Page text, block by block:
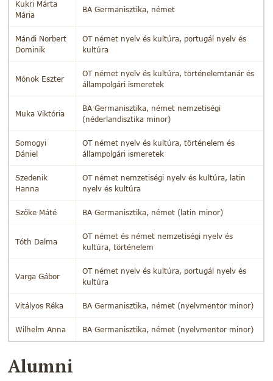
Kukri Márta
Mária
BA Germanisztika, német
Mándi Norbert
Dominik
OT német nyelv és kultúra, portugál nyelv és
kultúra
Mónok Eszter
OT német nyelv és kultúra, történelemtanár és
állampolgári ismeretek
Muka Viktória
BA Germanisztika, német nemzetiségi
(néderlandisztika minor)
Somogyi
Dániel
OT német nyelv és kultúra, történelem és
állampolgári ismeretek
Szedenik
Hanna
OT német nemzetiségi nyelv és kultúra, latin
nyelv és kultúra
Szőke Máté BA Germanisztika, német (latin minor)
Tóth Dalma
OT német és német nemzetiségi nyelv és
kultúra, történelem
Varga Gábor
OT német nyelv és kultúra, portugál nyelv és
kultúra
Vitályos Réka BA Germanisztika, német (nyelvmentor minor)
Wilhelm Anna BA Germanisztika, német (nyelvmentor minor)
Alumni